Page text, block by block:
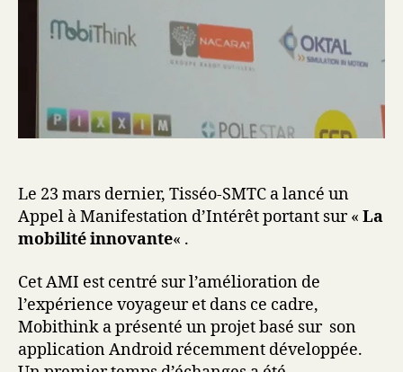
SMTC
Le 23 mars dernier, Tisséo-SMTC a lancé un
Appel à Manifestation d’Intérêt portant sur « La
mobilité innovante« .
Cet AMI est centré sur l’amélioration de
l’expérience voyageur et dans ce cadre,
Mobithink a présenté un projet basé sur son
application Android récemment développée.